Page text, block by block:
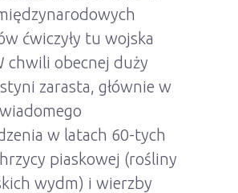
ćwiczyły tu wojska
chwili obecnej duży
zarasta, głównie w
w latach 60-tych
piaskowej (rośliny
wydm) i wierzby